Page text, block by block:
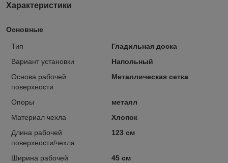
Характеристики
Основные
Тип
Гладильная доска
Вариант установки
Напольный
Основа рабочей
поверхности
Металлическая сетка
Опоры
металл
Материал чехла
Хлопок
Длина рабочей
поверхности/чехла
123 см
Ширина рабочей
45 см